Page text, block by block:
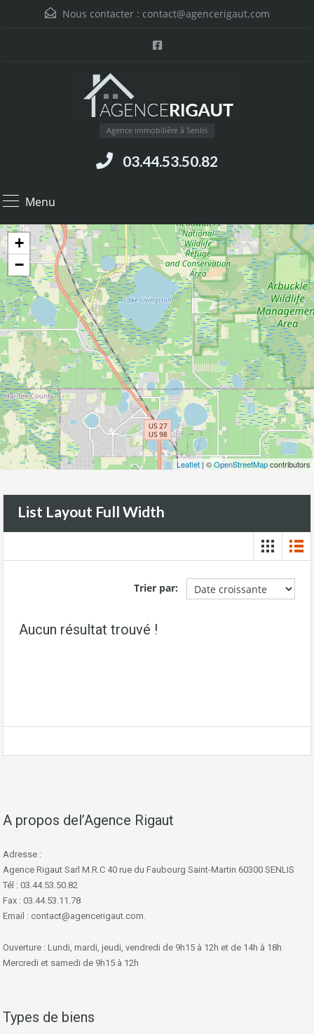
Nous contacter : contact@agencerigaut.com
Agence immobilière à Senlis
03.44.53.50.82
Menu
+
−
Leaflet | ©OpenStreetMapcontributors
List Layout Full Width
Trier par:
Aucun résultat trouvé !
A propos del’Agence Rigaut
Adresse :
Agence Rigaut Sarl M.R.C 40 rue du Faubourg Saint-Martin 60300 SENLIS
Tél : 03.44.53.50.82
Fax : 03.44.53.11.78
Email : contact@agencerigaut.com.
Ouverture : Lundi, mardi, jeudi, vendredi de 9h15 à 12h et de 14h à 18h
Mercredi et samedi de 9h15 à 12h
Types de biens